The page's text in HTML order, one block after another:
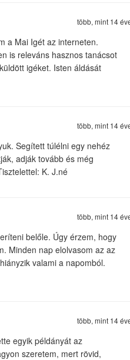
több, mint 14
a Mai Igét az interneten.
is releváns hasznos tanácsot
igéket. Isten áldását
több, mint 14
Segített túlélni egy nehéz
adják tovább és még
K. J.né
több, mint 14
belőle. Úgy érzem, hogy
Minden nap elolvasom az az
valami a napomból.
több, mint 14
egyik példányát az
szeretem, mert rövid,